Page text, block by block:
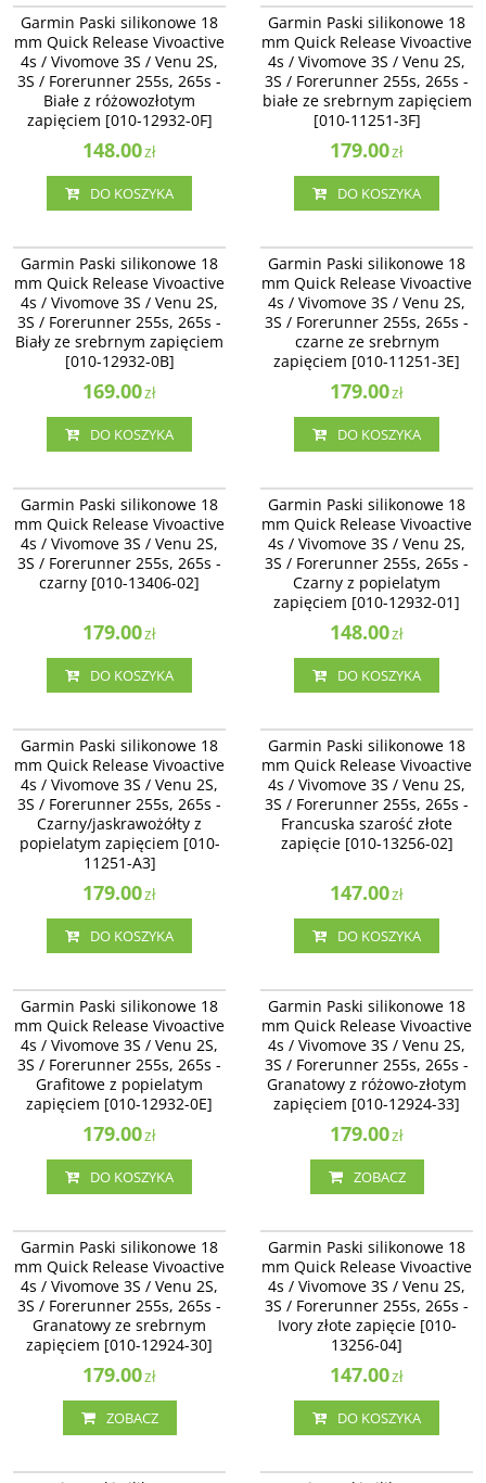
Garmin Paski silikonowe 18 mm
Quick Release Vivoactive 4s /
Vivomove 3S / Venu 2S - Białe z
różowozłotym zapięciem [010-
12932-0F]
Garmin Paski silikonowe 18
mm Quick Release Vivoactive
4s / Vivomove 3S / Venu 2S,
3S / Forerunner 255s, 265s -
Białe z różowozłotym
zapięciem [010-12932-0F]
148.00zł
DO KOSZYKA
Garmin Paski silikonowe 18 mm
Quick Release Vivoactive 4s /
Vivomove 3S / Venu 2S - białe ze
srebrnym zapięciem [010-11251-3F]
Garmin Paski silikonowe 18
mm Quick Release Vivoactive
4s / Vivomove 3S / Venu 2S,
3S / Forerunner 255s, 265s -
białe ze srebrnym zapięciem
[010-11251-3F]
179.00zł
DO KOSZYKA
Garmin Paski silikonowe 18 mm
Quick Release Vivoactive 4s /
Vivomove 3S / Venu 2S - Biały ze
srebrnym zapięciem [010-12932-
0B]
Garmin Paski silikonowe 18
mm Quick Release Vivoactive
4s / Vivomove 3S / Venu 2S,
3S / Forerunner 255s, 265s -
Biały ze srebrnym zapięciem
[010-12932-0B]
169.00zł
DO KOSZYKA
Garmin Paski silikonowe 18 mm
Quick Release Vivoactive 4s /
Vivomove 3S / Venu 2S - czarne ze
srebrnym zapięciem [010-11251-3E]
Garmin Paski silikonowe 18
mm Quick Release Vivoactive
4s / Vivomove 3S / Venu 2S,
3S / Forerunner 255s, 265s -
czarne ze srebrnym
zapięciem [010-11251-3E]
179.00zł
DO KOSZYKA
Garmin Paski silikonowe 18 mm
Quick Release Vivoactive 4s /
Vivomove 3S / Venu 2S, 3S /
Forerunner 255s, 265s - czarny
[010-13406-02]
Garmin Paski silikonowe 18
mm Quick Release Vivoactive
4s / Vivomove 3S / Venu 2S,
3S / Forerunner 255s, 265s -
czarny [010-13406-02]
179.00zł
DO KOSZYKA
Garmin Paski silikonowe 18 mm
Quick Release Vivoactive 4s /
Vivomove 3S / Venu 2S - Czarny z
popielatym zapięciem [010-12932-
01]
Garmin Paski silikonowe 18
mm Quick Release Vivoactive
4s / Vivomove 3S / Venu 2S,
3S / Forerunner 255s, 265s -
Czarny z popielatym
zapięciem [010-12932-01]
148.00zł
DO KOSZYKA
Garmin Paski silikonowe 18 mm
Quick Release Vivoactive 4s /
Vivomove 3S / Venu 2S /
Forerunner 255s, 265s -
Czarny/jaskrawożółty z popielatym
zapięciem [010-11251-A3]
Garmin Paski silikonowe 18
mm Quick Release Vivoactive
4s / Vivomove 3S / Venu 2S,
3S / Forerunner 255s, 265s -
Czarny/jaskrawożółty z
popielatym zapięciem [010-
11251-A3]
179.00zł
DO KOSZYKA
Garmin Paski silikonowe 18 mm
Quick Release Vivoactive 4s /
Vivomove 3S / Venu 2S, 3S /
Forerunner 255s, 265s - Francuska
szarość złote zapięcie [010-13256-
02]
Garmin Paski silikonowe 18
mm Quick Release Vivoactive
4s / Vivomove 3S / Venu 2S,
3S / Forerunner 255s, 265s -
Francuska szarość złote
zapięcie [010-13256-02]
147.00zł
DO KOSZYKA
Garmin Paski silikonowe 18 mm
Quick Release Vivoactive 4s /
Vivomove 3S / Venu 2S - Grafitowe
z popielatym zapięciem [010-12932-
0E]
Garmin Paski silikonowe 18
mm Quick Release Vivoactive
4s / Vivomove 3S / Venu 2S,
3S / Forerunner 255s, 265s -
Grafitowe z popielatym
zapięciem [010-12932-0E]
179.00zł
DO KOSZYKA
Garmin Paski silikonowe 18 mm
Quick Release Vivoactive 4s /
Vivomove 3S / Venu 2S -
Granatowy z różowo-złotym
zapięciem [010-12924-33]
Dostępność: Zakończono
produkcję. Produkt niedostępny.
Garmin Paski silikonowe 18
mm Quick Release Vivoactive
4s / Vivomove 3S / Venu 2S,
3S / Forerunner 255s, 265s -
Granatowy z różowo-złotym
zapięciem [010-12924-33]
179.00zł
ZOBACZ
Garmin Paski silikonowe 18 mm
Quick Release Vivoactive 4s /
Vivomove 3S / Venu 2S -
Granatowy ze srebrnym zapięciem
[010-12924-30]
Dostępność: Zakończono
produkcję. Produkt niedostępny.
Garmin Paski silikonowe 18
mm Quick Release Vivoactive
4s / Vivomove 3S / Venu 2S,
3S / Forerunner 255s, 265s -
Granatowy ze srebrnym
zapięciem [010-12924-30]
179.00zł
ZOBACZ
Garmin Paski silikonowe 18 mm
Quick Release Vivoactive 4s /
Vivomove 3S / Venu 2S, 3S /
Forerunner 255s, 265s - Ivory złote
zapięcie [010-13256-04]
Garmin Paski silikonowe 18
mm Quick Release Vivoactive
4s / Vivomove 3S / Venu 2S,
3S / Forerunner 255s, 265s -
Ivory złote zapięcie [010-
13256-04]
147.00zł
DO KOSZYKA
Garmin Paski silikonowe 18 mm Garmin Paski silikonowe 18 mm